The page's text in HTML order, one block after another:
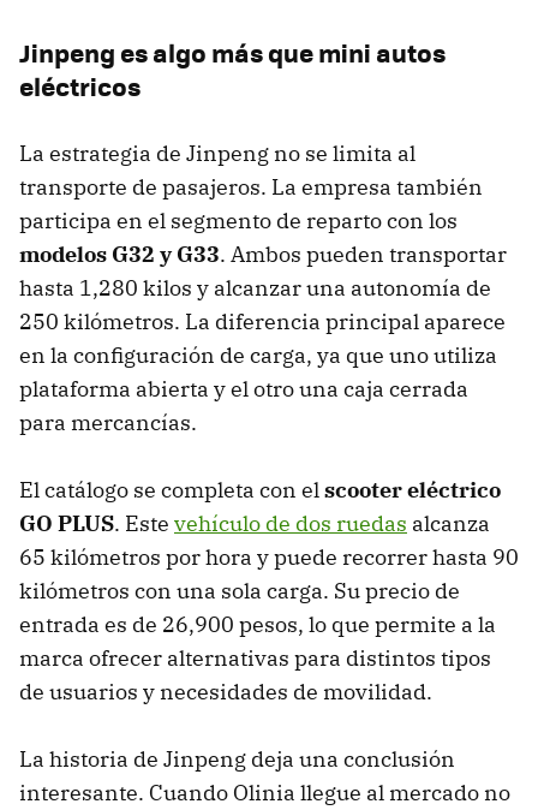
Jinpeng es algo más que mini autos
eléctricos
La estrategia de Jinpeng no se limita al
transporte de pasajeros. La empresa también
participa en el segmento de reparto con los
modelos G32 y G33. Ambos pueden transportar
hasta 1,280 kilos y alcanzar una autonomía de
250 kilómetros. La diferencia principal aparece
en la configuración de carga, ya que uno utiliza
plataforma abierta y el otro una caja cerrada
para mercancías.
El catálogo se completa con elscooter eléctrico
GO PLUS. Este vehículo de dos ruedas alcanza
65 kilómetros por hora y puede recorrer hasta 90
kilómetros con una sola carga. Su precio de
entrada es de 26,900 pesos, lo que permite a la
marca ofrecer alternativas para distintos tipos
de usuarios y necesidades de movilidad.
La historia de Jinpeng deja una conclusión
interesante. Cuando Olinia llegue al mercado no